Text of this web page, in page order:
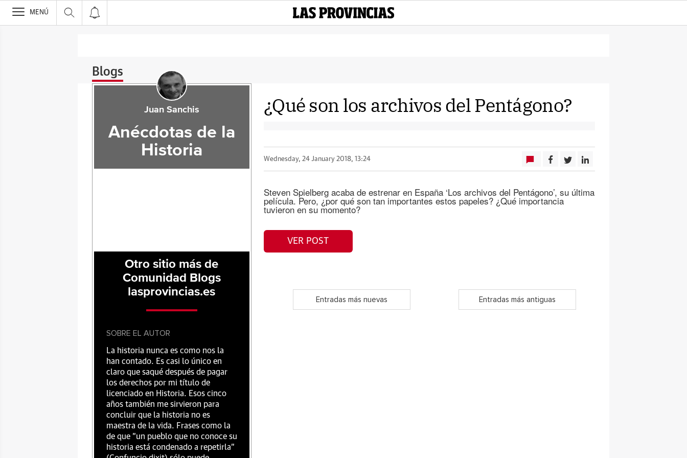
>
MENÚ
Blogs
¿Qué son los archivos del Pentágono?
Wednesday, 24 January 2018, 13:24
Steven Spielberg acaba de estrenar en España ‘Los archivos del Pentágono’, su última
película. Pero, ¿por qué son tan importantes estos papeles? ¿Qué importancia
tuvieron en su momento?
VER POST
Entradas más nuevas Entradas más antiguas
Juan Sanchis
Anécdotas de la
Historia
Otro sitio más de
Comunidad Blogs
lasprovincias.es
SOBRE EL AUTOR
La historia nunca es como nos la
han contado. Es casi lo único en
claro que saqué después de pagar
los derechos por mi título de
licenciado en Historia. Esos cinco
años también me sirvieron para
concluir que la historia no es
maestra de la vida. Frases como la
de que "un pueblo que no conoce su
historia está condenado a repetirla"